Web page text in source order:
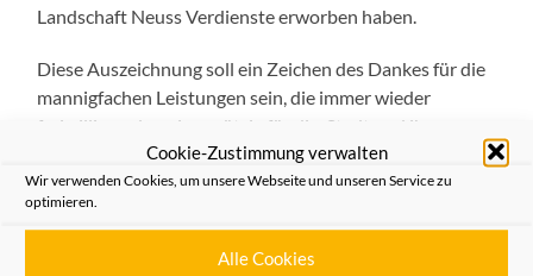
Cookie-Zustimmung verwalten
Wir verwenden Cookies, um unsere Webseite und unseren Service zu
optimieren.
Alle Cookies
Landschaft Neuss Verdienste erworben haben.
Diese Auszeichnung soll ein Zeichen des Dankes für die
mannigfachen Leistungen sein, die immer wieder
freiwillig und uneigennützig für die Stadt und ihre
Bürger erbracht werden. Die Medaille ist eine achteckige
Zinnplakette auf der charakteristische Gebäude der
Stadt abgebildet sind.
Die Umschrift lautet: „OV LOSS – OV LASS, AN NÜSS